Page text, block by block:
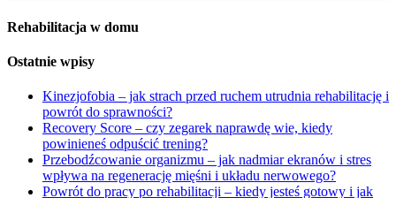
Rehabilitacja w domu
Ostatnie wpisy
Kinezjofobia – jak strach przed ruchem utrudnia rehabilitację i
powrót do sprawności?
Recovery Score – czy zegarek naprawdę wie, kiedy
powinieneś odpuścić trening?
Przebodźcowanie organizmu – jak nadmiar ekranów i stres
wpływa na regenerację mięśni i układu nerwowego?
Powrót do pracy po rehabilitacji – kiedy jesteś gotowy i jak